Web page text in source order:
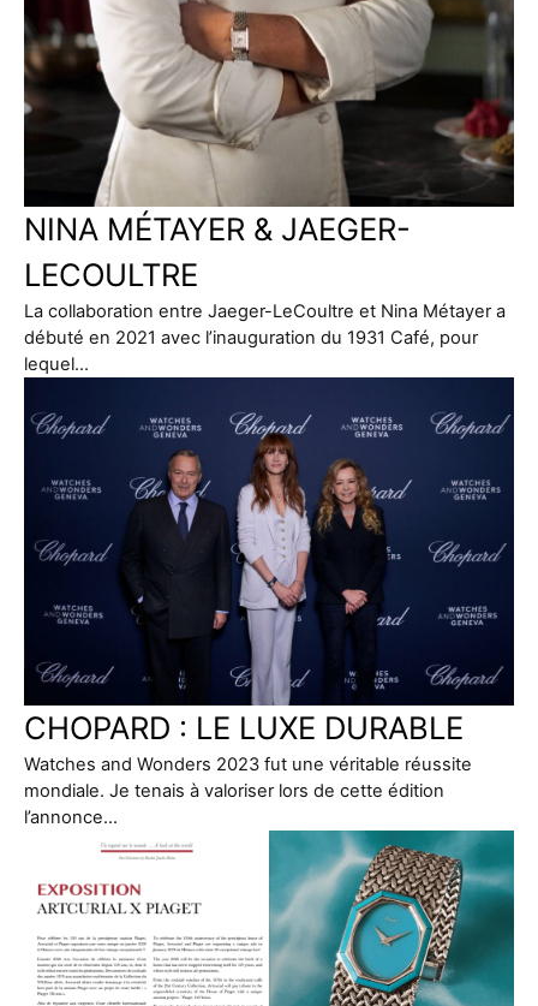
NINA MÉTAYER & JAEGER-
LECOULTRE
La collaboration entre Jaeger-LeCoultre et Nina Métayer a
débuté en 2021 avec l’inauguration du 1931 Café, pour
lequel…
CHOPARD : LE LUXE DURABLE
Watches and Wonders 2023 fut une véritable réussite
mondiale. Je tenais à valoriser lors de cette édition
l’annonce…